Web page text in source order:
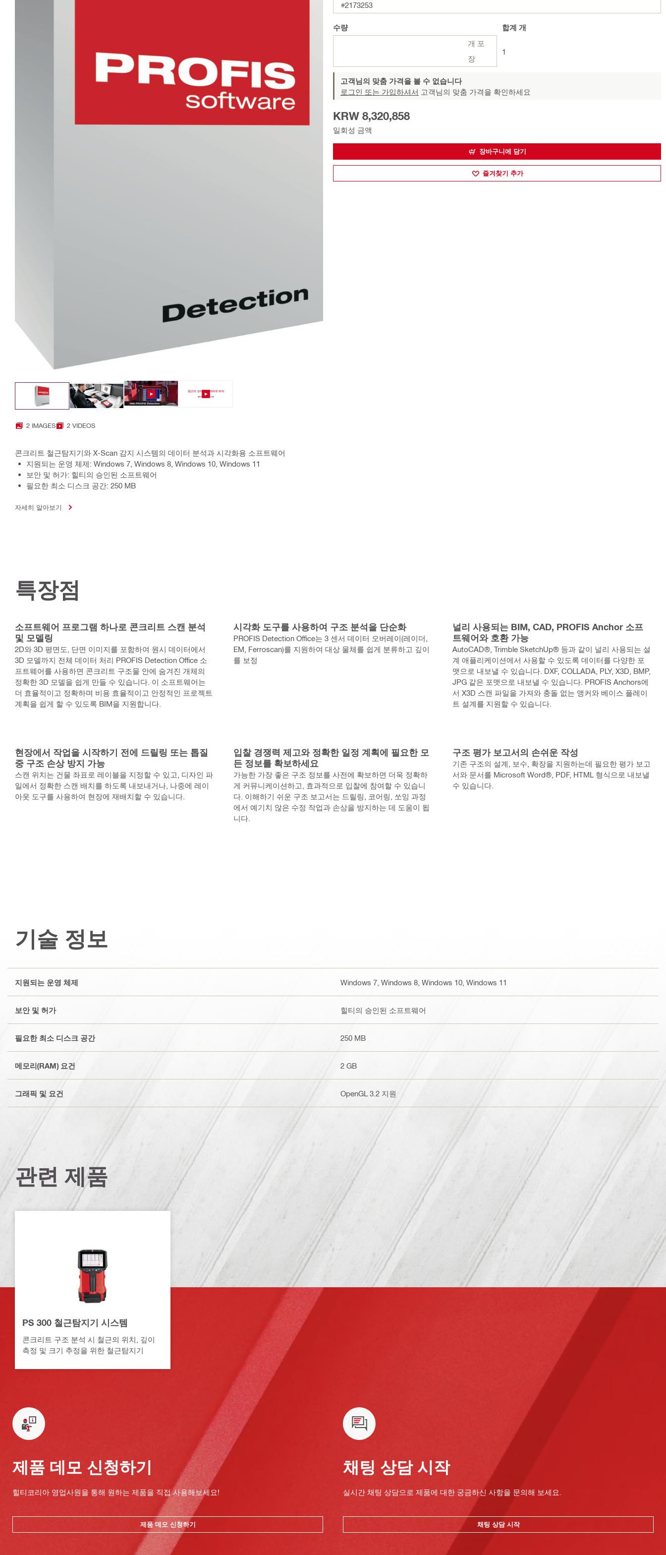
2 IMAGES 2 VIDEOS
콘크리트 철근탐지기와 X-Scan 감지 시스템의 데이터 분석과 시각화용 소프트웨어
지원되는 운영 체제: Windows 7, Windows 8, Windows 10, Windows 11
보안 및 허가: 힐티의 승인된 소프트웨어
필요한 최소 디스크 공간: 250 MB
자세히 알아보기
#2173253
수량
개 포
장
합계 개
1
고객님의 맞춤 가격을 볼 수 없습니다
로그인 또는 가입하셔서 고객님의 맞춤 가격을 확인하세요
KRW 8,320,858
일회성 금액
장바구니에 담기
즐겨찾기 추가
특장점
소프트웨어 프로그램 하나로 콘크리트 스캔 분석
및 모델링
2D와 3D 평면도, 단면 이미지를 포함하여 원시 데이터에서
3D 모델까지 전체 데이터 처리 PROFIS Detection Office 소
프트웨어를 사용하면 콘크리트 구조물 안에 숨겨진 개체의
정확한 3D 모델을 쉽게 만들 수 있습니다. 이 소프트웨어는
더 효율적이고 정확하며 비용 효율적이고 안정적인 프로젝트
계획을 쉽게 할 수 있도록 BIM을 지원합니다.
시각화 도구를 사용하여 구조 분석을 단순화
PROFIS Detection Office는 3 센서 데이터 오버레이(레이더,
EM, Ferroscan)를 지원하여 대상 물체를 쉽게 분류하고 깊이
를 보정
널리 사용되는 BIM, CAD, PROFIS Anchor 소프
트웨어와 호환 가능
AutoCAD®, Trimble SketchUp® 등과 같이 널리 사용되는 설
계 애플리케이션에서 사용할 수 있도록 데이터를 다양한 포
맷으로 내보낼 수 있습니다. DXF, COLLADA, PLY, X3D, BMP,
JPG 같은 포맷으로 내보낼 수 있습니다. PROFIS Anchors에
서 X3D 스캔 파일을 가져와 충돌 없는 앵커와 베이스 플레이
트 설계를 지원할 수 있습니다.
현장에서 작업을 시작하기 전에 드릴링 또는 톱질
중 구조 손상 방지 가능
스캔 위치는 건물 좌표로 레이블을 지정할 수 있고, 디자인 파
일에서 정확한 스캔 배치를 하도록 내보내거나, 나중에 레이
아웃 도구를 사용하여 현장에 재배치할 수 있습니다.
입찰 경쟁력 제고와 정확한 일정 계획에 필요한 모
든 정보를 확보하세요
가능한 가장 좋은 구조 정보를 사전에 확보하면 더욱 정확하
게 커뮤니케이션하고, 효과적으로 입찰에 참여할 수 있습니
다. 이해하기 쉬운 구조 보고서는 드릴링, 코어링, 쏘잉 과정
에서 예기치 않은 수정 작업과 손상을 방지하는 데 도움이 됩
니다.
구조 평가 보고서의 손쉬운 작성
기존 구조의 설계, 보수, 확장을 지원하는데 필요한 평가 보고
서와 문서를 Microsoft Word®, PDF, HTML 형식으로 내보낼
수 있습니다.
기술 정보
지원되는 운영 체제 Windows 7, Windows 8, Windows 10, Windows 11
보안 및 허가 힐티의 승인된 소프트웨어
필요한 최소 디스크 공간 250 MB
메모리(RAM) 요건 2 GB
그래픽 및 요건 OpenGL 3.2 지원
관련 제품
PS 300 철근탐지기 시스템
콘크리트 구조 분석 시 철근의 위치, 깊이
측정 및 크기 추정을 위한 철근탐지기
제품 데모 신청하기
힐티코리아 영업사원을 통해 원하는 제품을 직접 사용해보세요!
제품 데모 신청하기
채팅 상담 시작
실시간 채팅 상담으로 제품에 대한 궁금하신 사항을 문의해 보세요.
채팅 상담 시작